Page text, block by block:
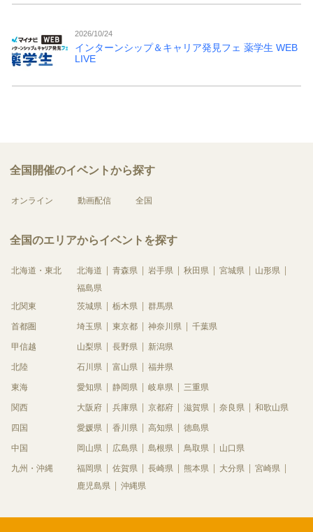
2026/10/24
インターンシップ＆キャリア発見フェ 薬学生 WEB
LIVE
全国開催のイベントから探す
オンライン 動画配信 全国
全国のエリアからイベントを探す
北海道・東北 北海道 青森県 岩手県 秋田県 宮城県
山形県
福島県
北関東
茨城県 栃木県 群馬県
首都圏 埼玉県 東京都 神奈川県 千葉県
甲信越 山梨県 長野県 新潟県
北陸 石川県 富山県 福井県
東海 愛知県 静岡県 岐阜県 三重県
関西 大阪府 兵庫県 京都府 滋賀県 奈良県 和歌山県
四国 愛媛県 香川県 高知県 徳島県
中国 岡山県 広島県 島根県 鳥取県 山口県
九州・沖縄 福岡県 佐賀県 長崎県 熊本県 大分県
宮崎県
鹿児島県
沖縄県